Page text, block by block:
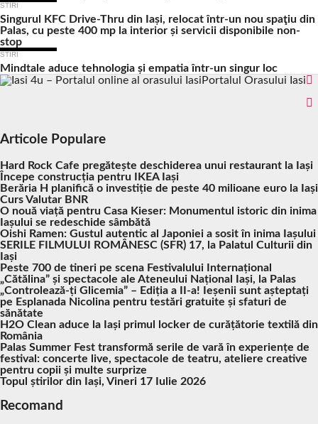
STIRI
Singurul KFC Drive-Thru din Iași, relocat într-un nou spaţiu din
Palas, cu peste 400 mp la interior și servicii disponibile non-
stop
STIRI
Mindtale aduce tehnologia și empatia într-un singur loc
Portalul Orasului Iasi
Articole Populare
Hard Rock Cafe pregătește deschiderea unui restaurant la Iași
Începe construcția pentru IKEA Iași
Berăria H planifică o investiție de peste 40 milioane euro la Iași
Curs Valutar BNR
O nouă viață pentru Casa Kieser: Monumentul istoric din inima
Iașului se redeschide sâmbătă
Oishi Ramen: Gustul autentic al Japoniei a sosit în inima Iașului
SERILE FILMULUI ROMÂNESC (SFR) 17, la Palatul Culturii din
Iași
Peste 700 de tineri pe scena Festivalului Internațional
„Cătălina” și spectacole ale Ateneului Național Iași, la Palas
„Controlează-ți Glicemia” – Ediția a II-a! Ieșenii sunt așteptați
pe Esplanada Nicolina pentru testări gratuite și sfaturi de
sănătate
H2O Clean aduce la Iași primul locker de curățătorie textilă din
România
Palas Summer Fest transformă serile de vară în experiențe de
festival: concerte live, spectacole de teatru, ateliere creative
pentru copii și multe surprize
Topul știrilor din Iași, Vineri 17 Iulie 2026
Recomand